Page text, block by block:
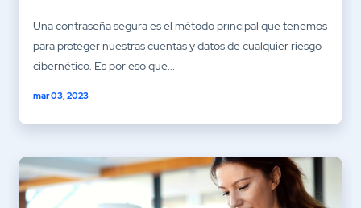
Una contraseña segura es el método principal que tenemos
para proteger nuestras cuentas y datos de cualquier riesgo
cibernético. Es por eso que...
mar 03, 2023